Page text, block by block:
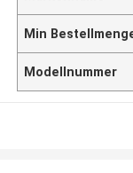
Min
Modellnummer